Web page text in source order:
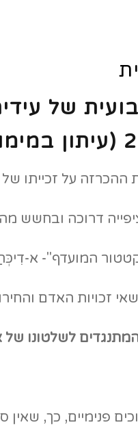
של
עיתון
על זכייתו של
דרוכה ובחשש
המועדף"- א-
זכויות האדם
לשלטונו של
פנימיים, כך, שאין